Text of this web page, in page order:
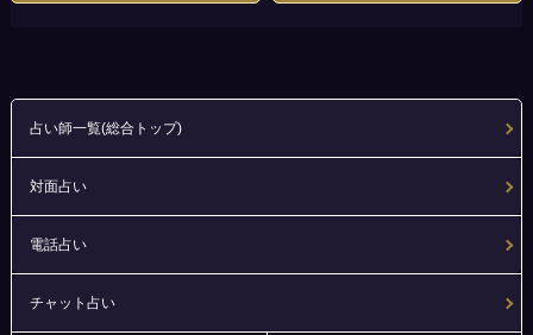
占い師一覧(総合トップ)
対面占い
電話占い
チャット占い